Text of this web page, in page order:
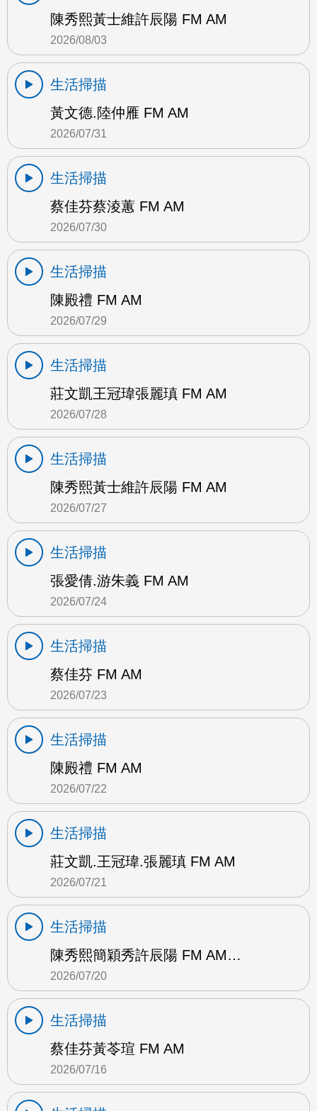
陳秀熙黃士維許辰陽 FM AM
2026/08/03
生活掃描
黃文德.陸仲雁 FM AM
2026/07/31
生活掃描
蔡佳芬蔡淩蕙 FM AM
2026/07/30
生活掃描
陳殿禮 FM AM
2026/07/29
生活掃描
莊文凱王冠瑋張麗瑱 FM AM
2026/07/28
生活掃描
陳秀熙黃士維許辰陽 FM AM
2026/07/27
生活掃描
張愛倩.游朱義 FM AM
2026/07/24
生活掃描
蔡佳芬 FM AM
2026/07/23
生活掃描
陳殿禮 FM AM
2026/07/22
生活掃描
莊文凱.王冠瑋.張麗瑱 FM AM
2026/07/21
生活掃描
陳秀熙簡穎秀許辰陽 FM AM…
2026/07/20
生活掃描
蔡佳芬黃苓瑄 FM AM
2026/07/16